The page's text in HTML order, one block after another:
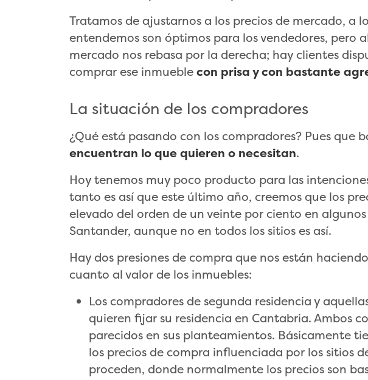
Tratamos de ajustarnos a los precios de mercado, a
entendemos son óptimos para los vendedores, pero
mercado nos rebasa por la derecha; hay clientes
comprar ese inmueblecon prisa y con bastante
La situación de los compradores
¿Qué está pasando con los compradores? Pues que
encuentran lo que quieren o necesitan.
Hoy tenemos muy poco producto para las
tanto es así que este último año, creemos que los
elevado del orden de un veinte por ciento en
Santander, aunque no en todos los sitios es así.
Hay dos presiones de compra que nos están
cuanto al valor de los inmuebles:
Los compradores de segunda residencia y
quieren fijar su residencia en Cantabria. Ambos
parecidos en sus planteamientos. Básicamente
los precios de compra influenciada por los sitios
proceden, donde normalmente los precios son